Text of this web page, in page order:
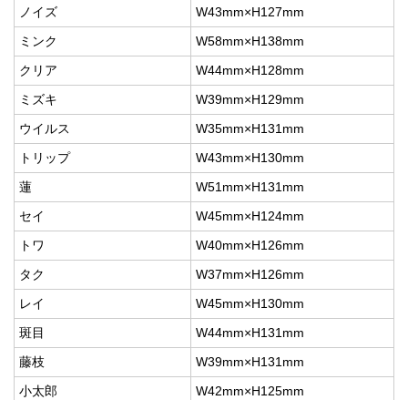
ノイズ
W43mm×H127mm
ミンク
W58mm×H138mm
クリア
W44mm×H128mm
ミズキ
W39mm×H129mm
ウイルス
W35mm×H131mm
トリップ
W43mm×H130mm
蓮
W51mm×H131mm
セイ
W45mm×H124mm
トワ
W40mm×H126mm
タク
W37mm×H126mm
レイ
W45mm×H130mm
斑目
W44mm×H131mm
藤枝
W39mm×H131mm
小太郎
W42mm×H125mm